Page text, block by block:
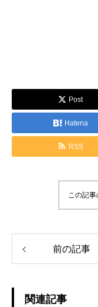
Post
Hatena
RSS
この記
前の記事
関連記事